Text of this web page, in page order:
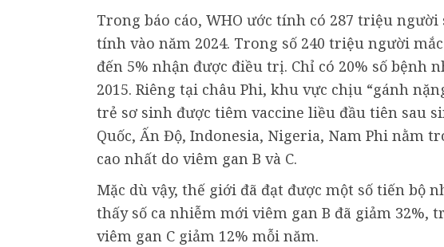
Trong báo cáo, WHO ước tính có 287 triệu
tính vào năm 2024. Trong số 240 triệu người
đến 5% nhận được điều trị. Chỉ có 20% số bệnh
2015. Riêng tại châu Phi, khu vực chịu “gánh
trẻ sơ sinh được tiêm vaccine liều đầu tiên sau
Quốc, Ấn Độ, Indonesia, Nigeria, Nam Phi nằm
cao nhất do viêm gan B và C.
Mặc dù vậy, thế giới đã đạt được một số tiến bộ
thấy số ca nhiễm mới viêm gan B đã giảm 32%,
viêm gan C giảm 12% mỗi năm.